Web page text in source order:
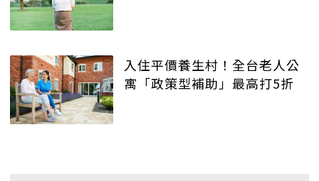
入住平價養生村！全台老人公
寓「政策型補助」最高打5折